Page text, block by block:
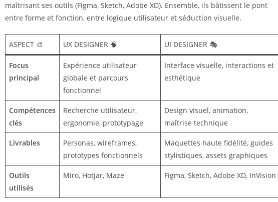
maîtrisant ses outils (Figma, Sketch, Adobe XD). Ensemble, ils bâtissent le pont
entre forme et fonction, entre logique utilisateur et séduction visuelle.
ASPECT 🎨 UX DESIGNER 🧠 UI DESIGNER 🎭
Focus
principal
Expérience utilisateur
globale et parcours
fonctionnel
Interface visuelle, interactions et
esthétique
Compétences
clés
Recherche utilisateur,
ergonomie, prototypage
Design visuel, animation,
maîtrise technique
Livrables
Personas, wireframes,
prototypes fonctionnels
Maquettes haute fidélité, guides
stylistiques, assets graphiques
Outils
utilisés
Miro, Hotjar, Maze Figma, Sketch, Adobe XD, InVision